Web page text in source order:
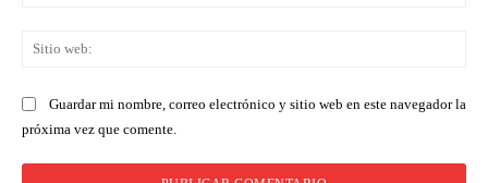
Guardar mi nombre, correo electrónico y sitio web en este navegador la
próxima vez que comente.